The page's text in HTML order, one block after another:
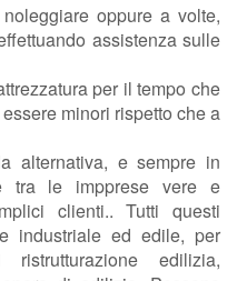
oppure a volte,
assistenza sulle
per il tempo che
minori rispetto che a
alternativa, e sempre in
tra le impprese vere e
clienti.. Tutti questi
industriale ed edile, per
edilizia,